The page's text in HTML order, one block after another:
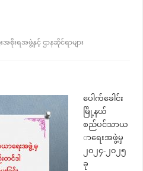
စိုးရအဖွဲ့နှင့် ဌာနဆိုင်ရာများ
ပေါက်ခေါင်း
မြို့နယ်
စည်ပင်သာယ
ာရေးအဖွဲ့မှ
၂၀၂၄-၂၀၂၅
ခု